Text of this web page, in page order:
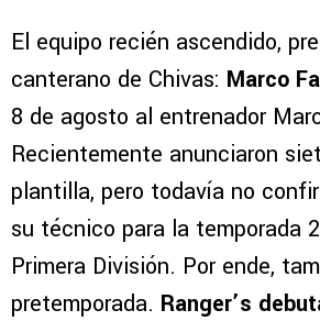
El equipo recién ascendido,
canterano de Chivas: Marco
8 de agosto al entrenador
Recientemente anunciaron
plantilla, pero todavía no
su técnico para la temporada
Primera División. Por ende,
pretemporada. Ranger’s